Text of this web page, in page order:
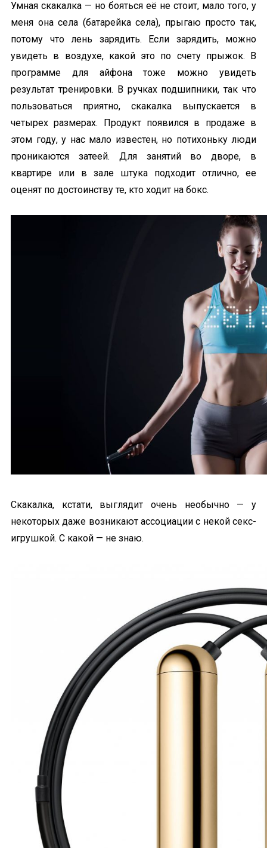
Умная скакалка — но бояться её не стоит, мало того, у
меня она села (батарейка села), прыгаю просто так,
потому что лень зарядить. Если зарядить, можно
увидеть в воздухе, какой это по счету прыжок. В
программе для айфона тоже можно увидеть
результат тренировки. В ручках подшипники, так что
пользоваться приятно, скакалка выпускается в
четырех размерах. Продукт появился в продаже в
этом году, у нас мало известен, но потихоньку люди
проникаются затеей. Для занятий во дворе, в
квартире или в зале штука подходит отлично, ее
оценят по достоинству те, кто ходит на бокс.
Скакалка, кстати, выглядит очень необычно — у
некоторых даже возникают ассоциации с некой секс-
игрушкой. С какой — не знаю.